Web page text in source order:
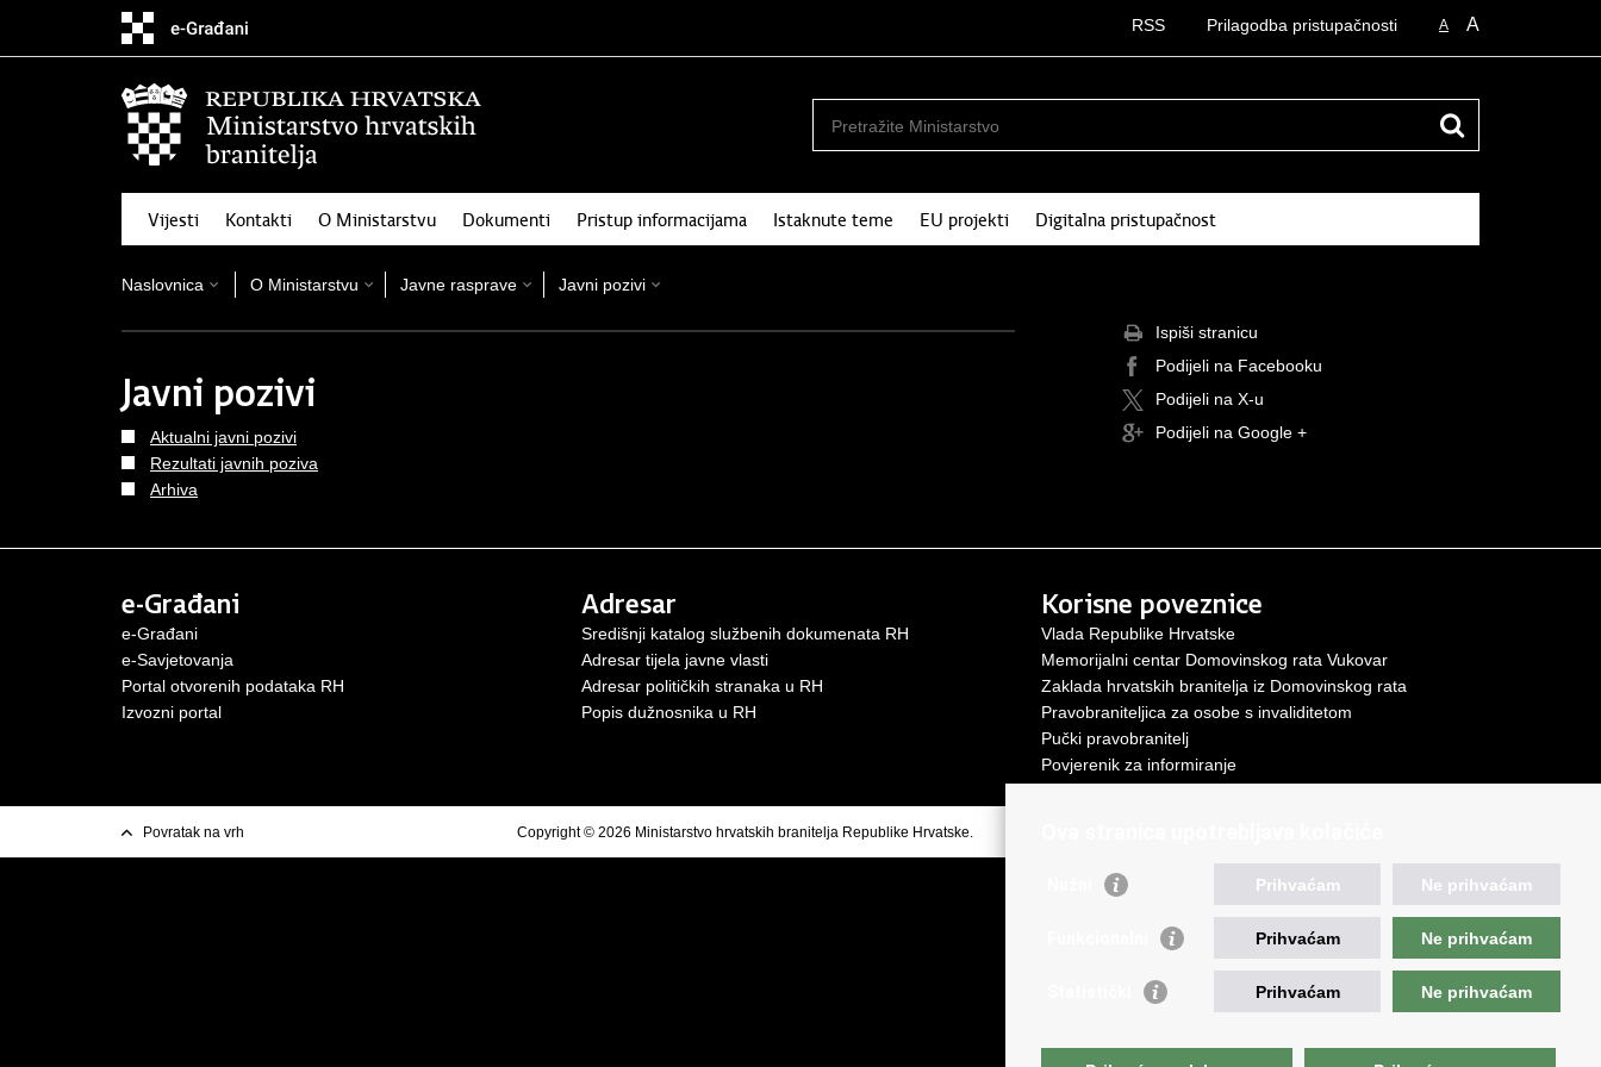
glavni
A A
Prilagodba pristupačnosti
RSS
Vijesti Kontakti O Ministarstvu Dokumenti Pristup informacijama Istaknute teme EU projekti Digitalna pristupačnost
Naslovnica O Ministarstvu Javne rasprave Javni pozivi
Javni pozivi
Aktualni javni pozivi
Rezultati javnih poziva
Arhiva
Ispiši stranicu
Podijeli na Facebooku
Podijeli na X-u
Podijeli na Google +
e-Građani
e-Građani
e-Savjetovanja
Portal otvorenih podataka RH
Izvozni portal
Adresar
Središnji katalog službenih dokumenata RH
Adresar tijela javne vlasti
Adresar političkih stranaka u RH
Popis dužnosnika u RH
Korisne poveznice
Vlada Republike Hrvatske
Memorijalni centar Domovinskog rata Vukovar
Zaklada hrvatskih branitelja iz Domovinskog rata
Pravobraniteljica za osobe s invaliditetom
Pučki pravobranitelj
Povjerenik za informiranje
Povratak na vrh Copyright © 2026 Ministarstvo hrvatskih branitelja Republike Hrvatske.
Prihvaćam Ne prihvaćam
Prihvaćam Ne prihvaćam
Prihvaćam Ne prihvaćam